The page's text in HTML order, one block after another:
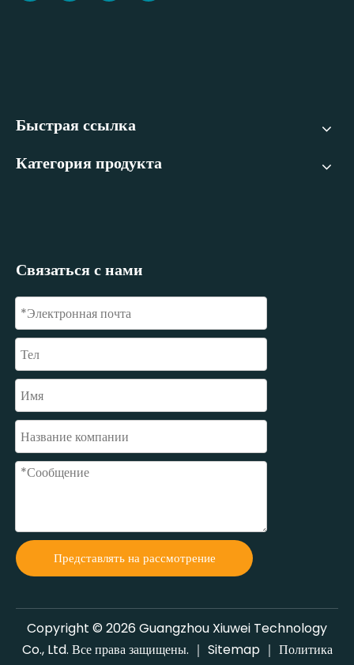
Быстрая ссылка
Категория продукта
Связаться с нами
Представлять на рассмотрение
Copyright © 2026 Guangzhou Xiuwei Technology
Co., Ltd. Все права защищены. ｜ Sitemap ｜ Политика